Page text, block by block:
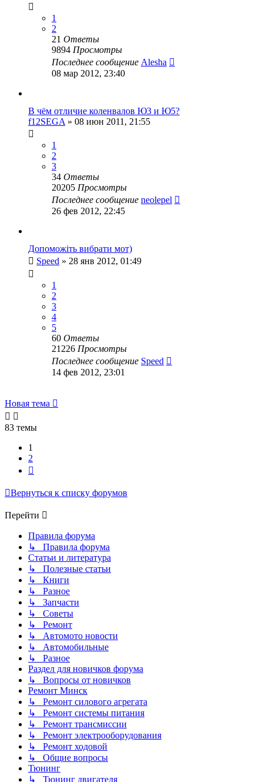
1
2
21 Ответы
9894 Просмотры
Последнее сообщение Alesha
08 мар 2012, 23:40
В чём отличие коленвалов Ю3 и Ю5?
f12SEGA » 08 июн 2011, 21:55
1
2
3
34 Ответы
20205 Просмотры
Последнее сообщение neolepel
26 фев 2012, 22:45
Допоможіть вибрати мот)
Speed » 28 янв 2012, 01:49
1
2
3
4
5
60 Ответы
21226 Просмотры
Последнее сообщение Speed
14 фев 2012, 23:01
Новая тема
83 темы
1
2
Вернуться к списку форумов
Перейти
Правила форума
↳ Правила форума
Статьи и литература
↳ Полезные статьи
↳ Книги
↳ Разное
↳ Запчасти
↳ Советы
↳ Ремонт
↳ Автомото новости
↳ Автомобильные
↳ Разное
Раздел для новичков форума
↳ Вопросы от новичков
Ремонт Минск
↳ Ремонт силового агрегата
↳ Ремонт системы питания
↳ Ремонт трансмиссии
↳ Ремонт электрооборудования
↳ Ремонт ходовой
↳ Общие вопросы
Тюнинг
↳ Тюнинг двигателя